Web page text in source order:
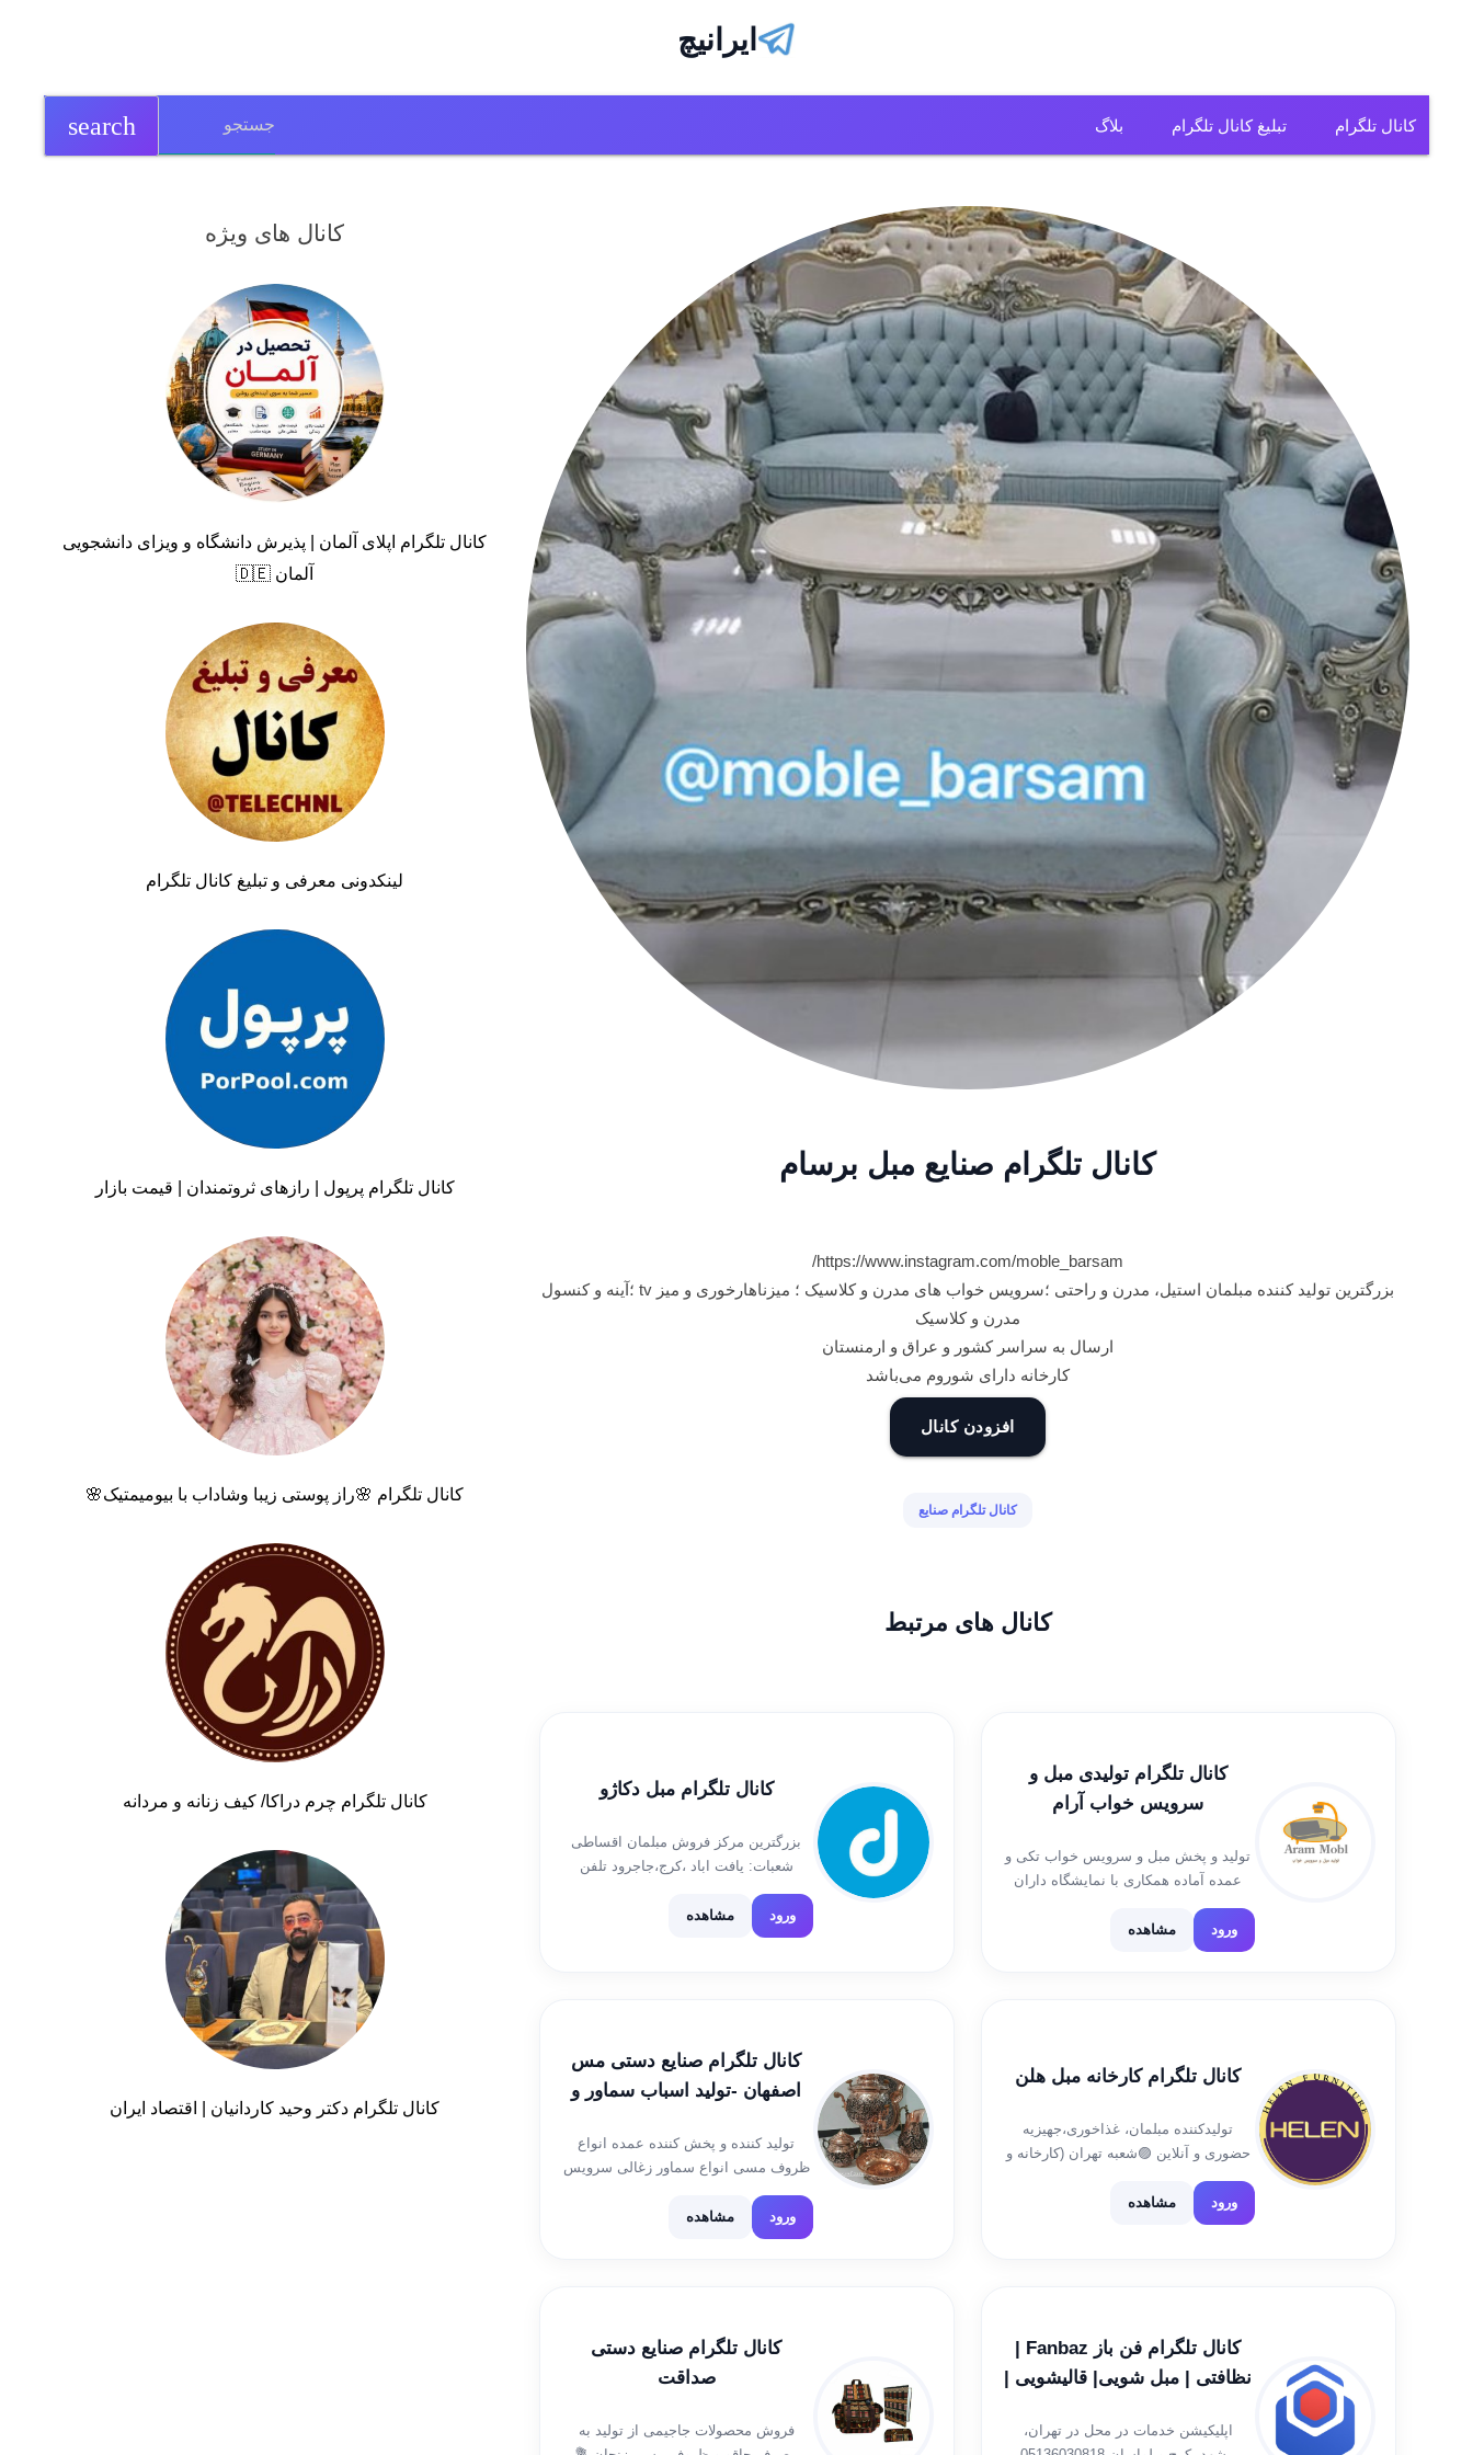
ایرانیچ
کانال تلگرام
کانال تلگرام ریمیکس
کانال تلگرام لباس
کانال تلگرام تولیدی
کانال تلگرام فروشگاه
کانال تلگرام عمده
تبلیغ کانال تلگرام بلاگ search
کانال تلگرام صنایع مبل برسام
https://www.instagram.com/moble_barsam/
بزرگترین تولید کننده مبلمان استیل، مدرن و راحتی ؛سرویس خواب های مدرن و کلاسیک ؛ میزناهارخوری و میز tv ؛آینه و کنسول
مدرن و کلاسیک
ارسال به سراسر کشور و عراق و ارمنستان
کارخانه دارای شوروم می‌باشد
افزودن کانال
کانال تلگرام صنایع
کانال های مرتبط
کانال تلگرام تولیدی مبل و
سرویس خواب آرام
تولید و پخش مبل و سرویس خواب تکی و
عمده آماده همکاری با نمایشگاه داران
محترم روبروی شرکت صبا باطری خیابان
ورود مشاهده
کانال تلگرام مبل دکاژو
بزرگترین مرکز فروش مبلمان اقساطی
شعبات: یافت اباد ،کرج،جاجرود تلفن
ورود
مشاهده
کانال تلگرام کارخانه مبل هلن
تولیدکننده مبلمان، غذاخوری،جهیزیه
حضوری و آنلاین 🟣شعبه تهران (کارخانه و
شعبه شیراز زرهی باغ حوض. نبش کوچه
ورود مشاهده
کانال تلگرام صنایع دستی مس
اصفهان -تولید اسباب سماور و
ظروف مسی
تولید کننده و پخش کننده عمده انواع
ظروف مسی انواع سماور زغالی سرویس
قابلمه ارسال به کل کشور از طریق باربری
📲۰۹۳۳۵۷۳۳۰۰۸ علی زارعین
ورود مشاهده
نظافتی | مبل شویی| قالیشویی |
اپلیکیشن خدمات در محل در تهران،
کانال تلگرام صنایع دستی
صداقت
فروش محصولات جاجیمی از تولید به
کانال های ویژه
کانال تلگرام اپلای آلمان | پذیرش دانشگاه و ویزای دانشجویی
آلمان 🇩🇪
لینکدونی معرفی و تبلیغ کانال تلگرام
کانال تلگرام پرپول | رازهای ثروتمندان | قیمت بازار
کانال تلگرام 🌸راز پوستی زیبا وشاداب با بیومیمتیک🌸
کانال تلگرام چرم دراکا/ کیف زنانه و مردانه
کانال تلگرام دکتر وحید کاردانیان | اقتصاد ایران